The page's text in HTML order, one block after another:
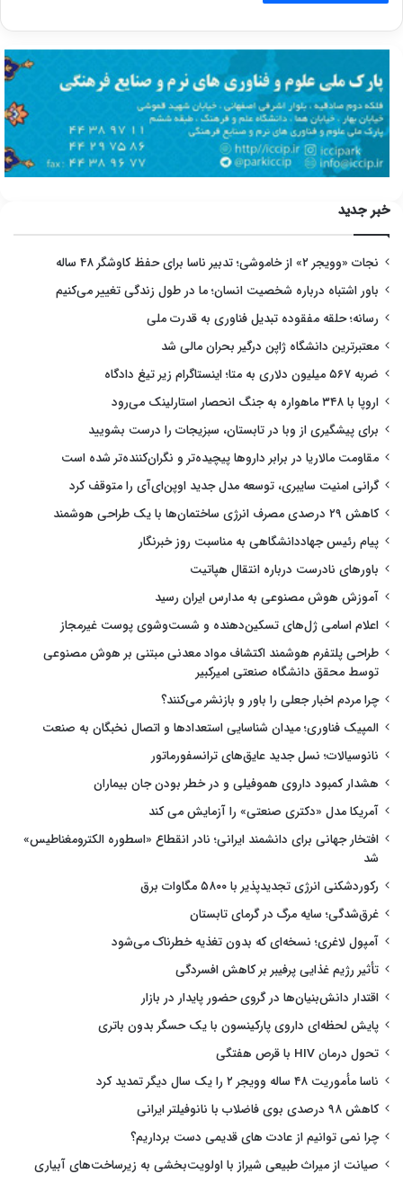
خبر جدید
نجات «وویجر ۲» از خاموشی؛ تدبیر ناسا برای حفظ کاوشگر ۴۸ ساله
باور اشتباه درباره شخصیت انسان؛ ما در طول زندگی تغییر می‌کنیم
رسانه؛ حلقه مفقوده تبدیل فناوری به قدرت ملی
معتبرترین دانشگاه ژاپن درگیر بحران مالی شد
ضربه ۵۶۷ میلیون دلاری به متا؛ اینستاگرام زیر تیغ دادگاه
اروپا با ۳۴۸ ماهواره به جنگ انحصار استارلینک می‌رود
برای پیشگیری از وبا در تابستان، سبزیجات را درست بشویید
مقاومت مالاریا در برابر داروها پیچیده‌تر و نگران‌کننده‌تر شده است
گرانی امنیت سایبری، توسعه مدل جدید اوپن‌ای‌آی را متوقف کرد
کاهش ۲۹ درصدی مصرف انرژی ساختمان‌ها با یک طراحی هوشمند
پیام رئیس جهاددانشگاهی به مناسبت روز خبرنگار
باورهای نادرست درباره انتقال هپاتیت
آموزش هوش مصنوعی به مدارس ایران رسید
اعلام اسامی ژل‌های تسکین‌دهنده و شست‌وشوی پوست غیرمجاز
طراحی پلتفرم هوشمند اکتشاف مواد معدنی مبتنی بر هوش مصنوعی
توسط محقق دانشگاه صنعتی امیرکبیر
چرا مردم اخبار جعلی را باور و بازنشر می‌کنند؟
المپیک فناوری؛ میدان شناسایی استعدادها و اتصال نخبگان به صنعت
نانوسیالات؛ نسل جدید عایق‌های ترانسفورماتور
هشدار کمبود داروی هموفیلی و در خطر بودن جان بیماران
آمریکا مدل «دکتری صنعتی» را آزمایش می کند
افتخار جهانی برای دانشمند ایرانی؛ نادر انقطاع «اسطوره الکترومغناطیس»
شد
رکوردشکنی انرژی تجدیدپذیر با ۵۸۰۰ مگاوات برق
غرق‌شدگی؛ سایه مرگ در گرمای تابستان
آمپول لاغری؛ نسخه‌ای که بدون تغذیه خطرناک می‌شود
تأثیر رژیم غذایی پرفیبر بر کاهش افسردگی
اقتدار دانش‌بنیان‌ها در گروی حضور پایدار در بازار
پایش لحظه‌ای داروی پارکینسون با یک حسگر بدون باتری
تحول درمان HIV با قرص هفتگی
ناسا مأموریت ۴۸ ساله وویجر ۲ را یک سال دیگر تمدید کرد
کاهش ۹۸ درصدی بوی فاضلاب با نانوفیلتر ایرانی
چرا نمی توانیم از عادت های قدیمی دست برداریم؟
صیانت از میراث طبیعی شیراز با اولویت‌بخشی به زیرساخت‌های آبیاری